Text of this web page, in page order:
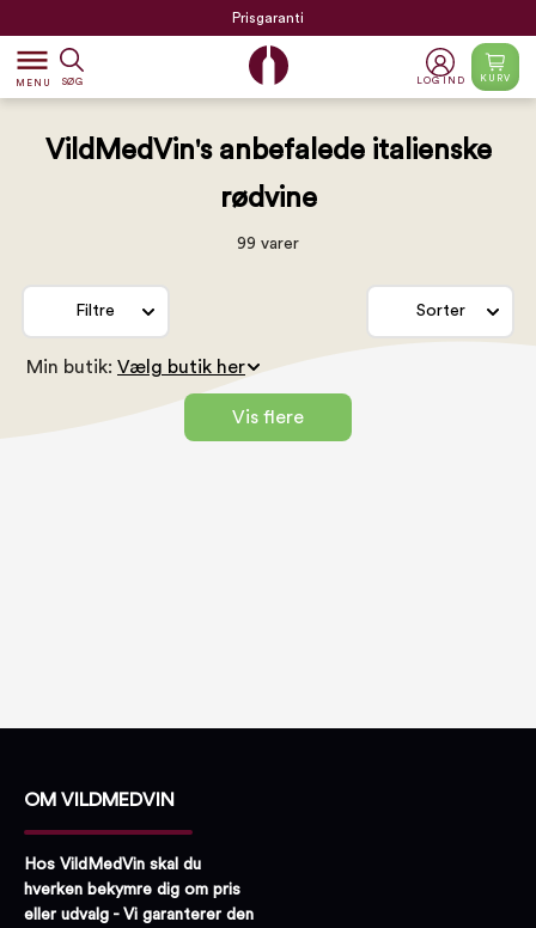
Prisgaranti
dehaze
MENU SØG LOG IND KURV
VildMedVin's anbefalede italienske
rødvine
99 varer
Filtre Sorter
Min butik:
Vis flere
OM VILDMEDVIN
Hos VildMedVin skal du
hverken bekymre dig om pris
eller udvalg - Vi garanterer den